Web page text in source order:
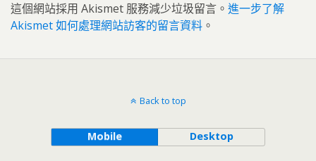
這個網站採用 Akismet 服務減少垃圾留言。 進一步了解
Akismet 如何處理網站訪客的留言資料 。
Back to top
Mobile Desktop